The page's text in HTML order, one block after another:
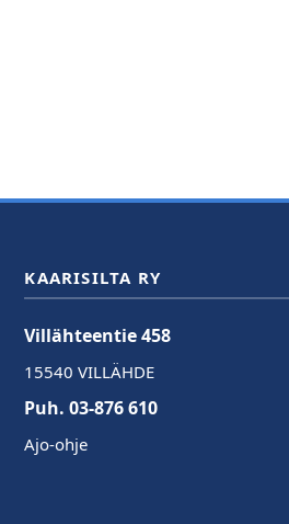
KAARISILTA RY
Villähteentie 458
15540 VILLÄHDE
Puh. 03-876 610
Ajo-ohje